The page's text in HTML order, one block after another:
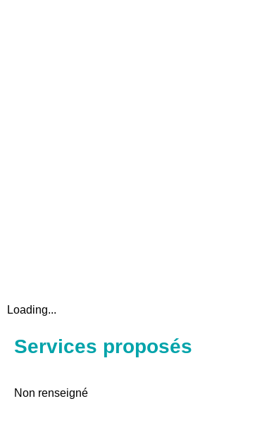
Loading...
Services proposés
Non renseigné